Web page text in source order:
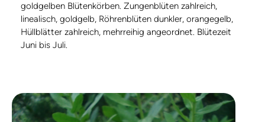
goldgelben Blütenkörben. Zungenblüten zahlreich,
linealisch, goldgelb, Röhrenblüten dunkler, orangegelb,
Hüllblätter zahlreich, mehrreihig angeordnet. Blütezeit
Juni bis Juli.